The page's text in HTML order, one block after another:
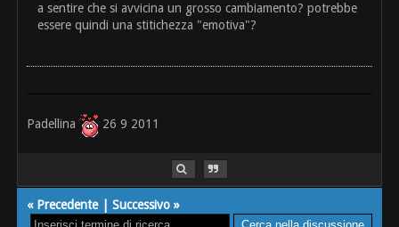
a sentire che si avvicina un grosso cambiamento? potrebbe
essere quindi una stitichezza "emotiva"?
Padellina 26 9 2011
« Precedente|Successivo »